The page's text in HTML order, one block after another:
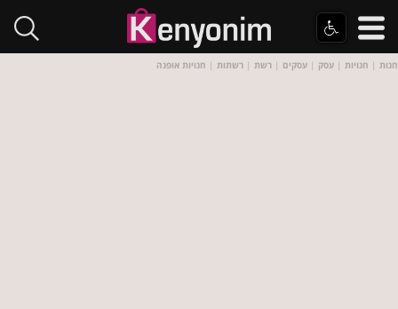
חנות | חנויות | עסק | עסקים | רשת | רשתות | חנויות אופנה